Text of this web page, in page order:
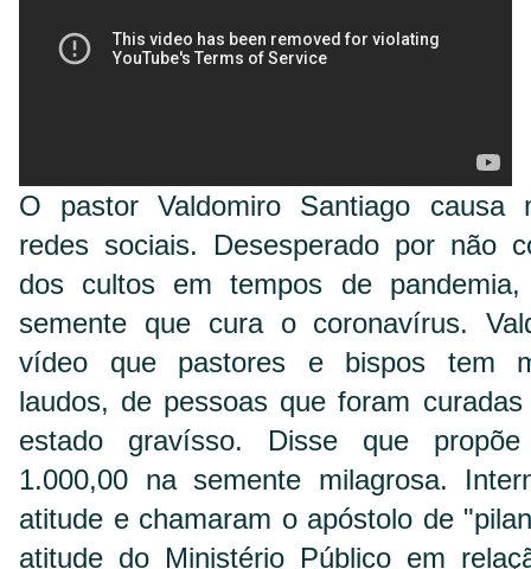
O pastor Valdomiro Santiago causa
redes sociais. Desesperado por não
dos cultos em tempos de
semente que cura o coronavírus.
vídeo que pastores e bispos tem
laudos, de pessoas que foram
estado gravísso. Disse que
1.000,00 na semente milagrosa.
atitude e chamaram o apóstolo de
atitude do Ministério Público em